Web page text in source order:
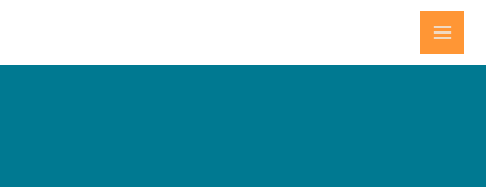
περιεχόμενο